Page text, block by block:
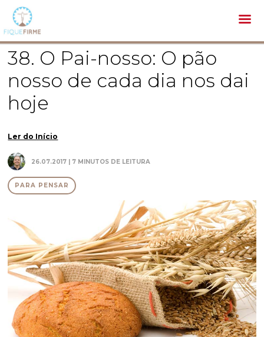
Espiritualidade /
38. O Pai-nosso: O pão nosso de cada dia nos dai hoje
38. O Pai-nosso: O pão
nosso de cada dia nos dai
hoje
Ler do Início
26.07.2017 | 7 MINUTOS DE LEITURA
PARA PENSAR